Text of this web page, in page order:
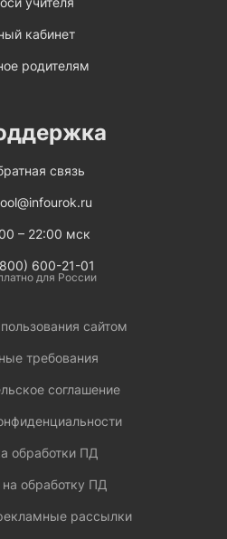
кабинет
родителям
связь
– 22:00 мск
600-21-01
для России
сайтом
требования
соглашение
обработки ПД
на обработку ПД
рассылки